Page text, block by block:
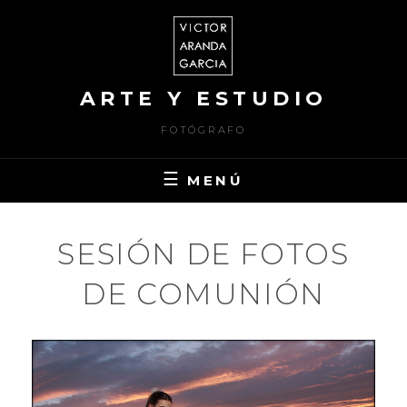
ARTE Y ESTUDIO
FOTÓGRAFO
MENÚ
SESIÓN DE FOTOS
DE COMUNIÓN
PUBLICADO
EL
2
M
POR
V